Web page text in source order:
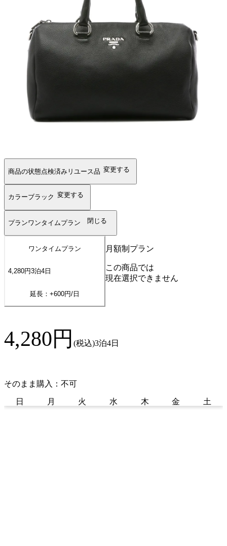
商品の状態点検済みリユース品 変更する
カラーブラック 変更する
プランワンタイムプラン 閉じる
ワンタイムプラン
4,280円3泊4 日
延長：+600円/日
月額制プラン
この商品では
現在選択できません
4,280円 (税込)3泊4日
そのまま購入：不可
日 月 火 水 木 金 土